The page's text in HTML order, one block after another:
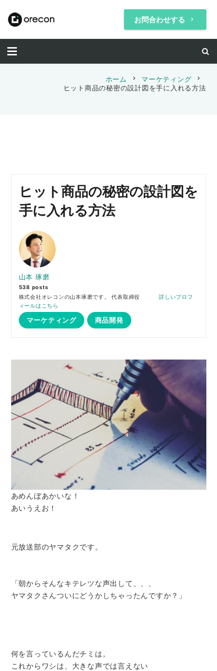
お問合わせする keyboard_arrow_right
ホーム chevron_right マーケティング chevron_right
ヒット商品の秘密の設計図を手に入れる方法
ヒット商品の秘密の設計図を
手に入れる方法
山本 琢磨
538 posts
株式会社オレコンの山本琢磨です。 代表取締役 詳しいプロフ
ィールはこちら
マーケティング 商品開発
あめんぼあかいな！
あいうえお！
元放送部のヤマタクです。
「朝からそんなキテレツな声出して、、、
ヤマタクさんついにどうかしちゃったんですか？」
何を言っているんだチミは。
これからワシは、大きな声では言えない